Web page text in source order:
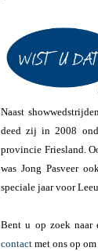
Naast
deed zij in 2008
provincie Friesland.
was Jong Pasveer
speciale jaar voor
Bent u op zoek naar
contact met ons op